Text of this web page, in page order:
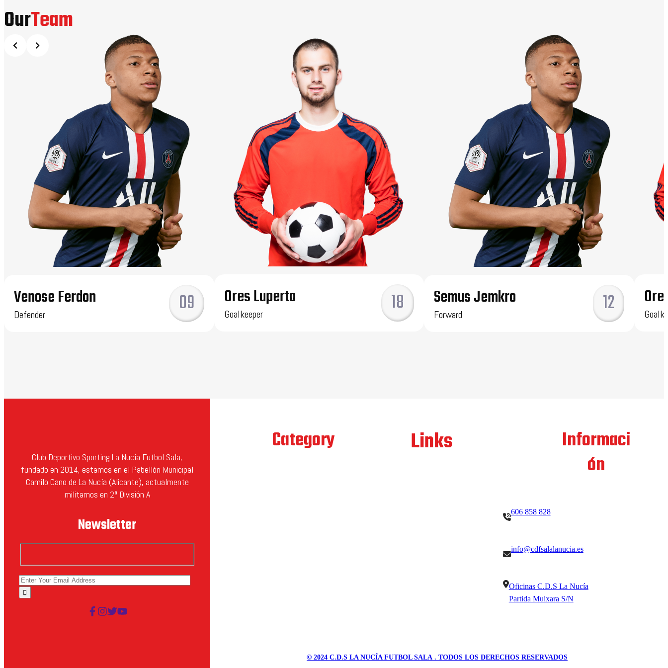
OurTeam
Venose Ferdon
Defender 09 Ores Luperto
Goalkeeper 18 Semus Jemkro
Forward 12
Club Deportivo Sporting La Nucía Futbol Sala,
fundado en 2014, estamos en el Pabellón Municipal
Camilo Cano de La Nucía (Alicante), actualmente
militamos en 2ª División A
Newsletter
Category Links
Informaci
Ón
606 858 828
info@cdfsalalanucia.es
Oficinas C.D.S La Nucía
Partida Muixara S/N
© 2024C.D.S LA NUCÍA FUTBOL SALA . TODOS LOS DERECHOS RESERVADOS